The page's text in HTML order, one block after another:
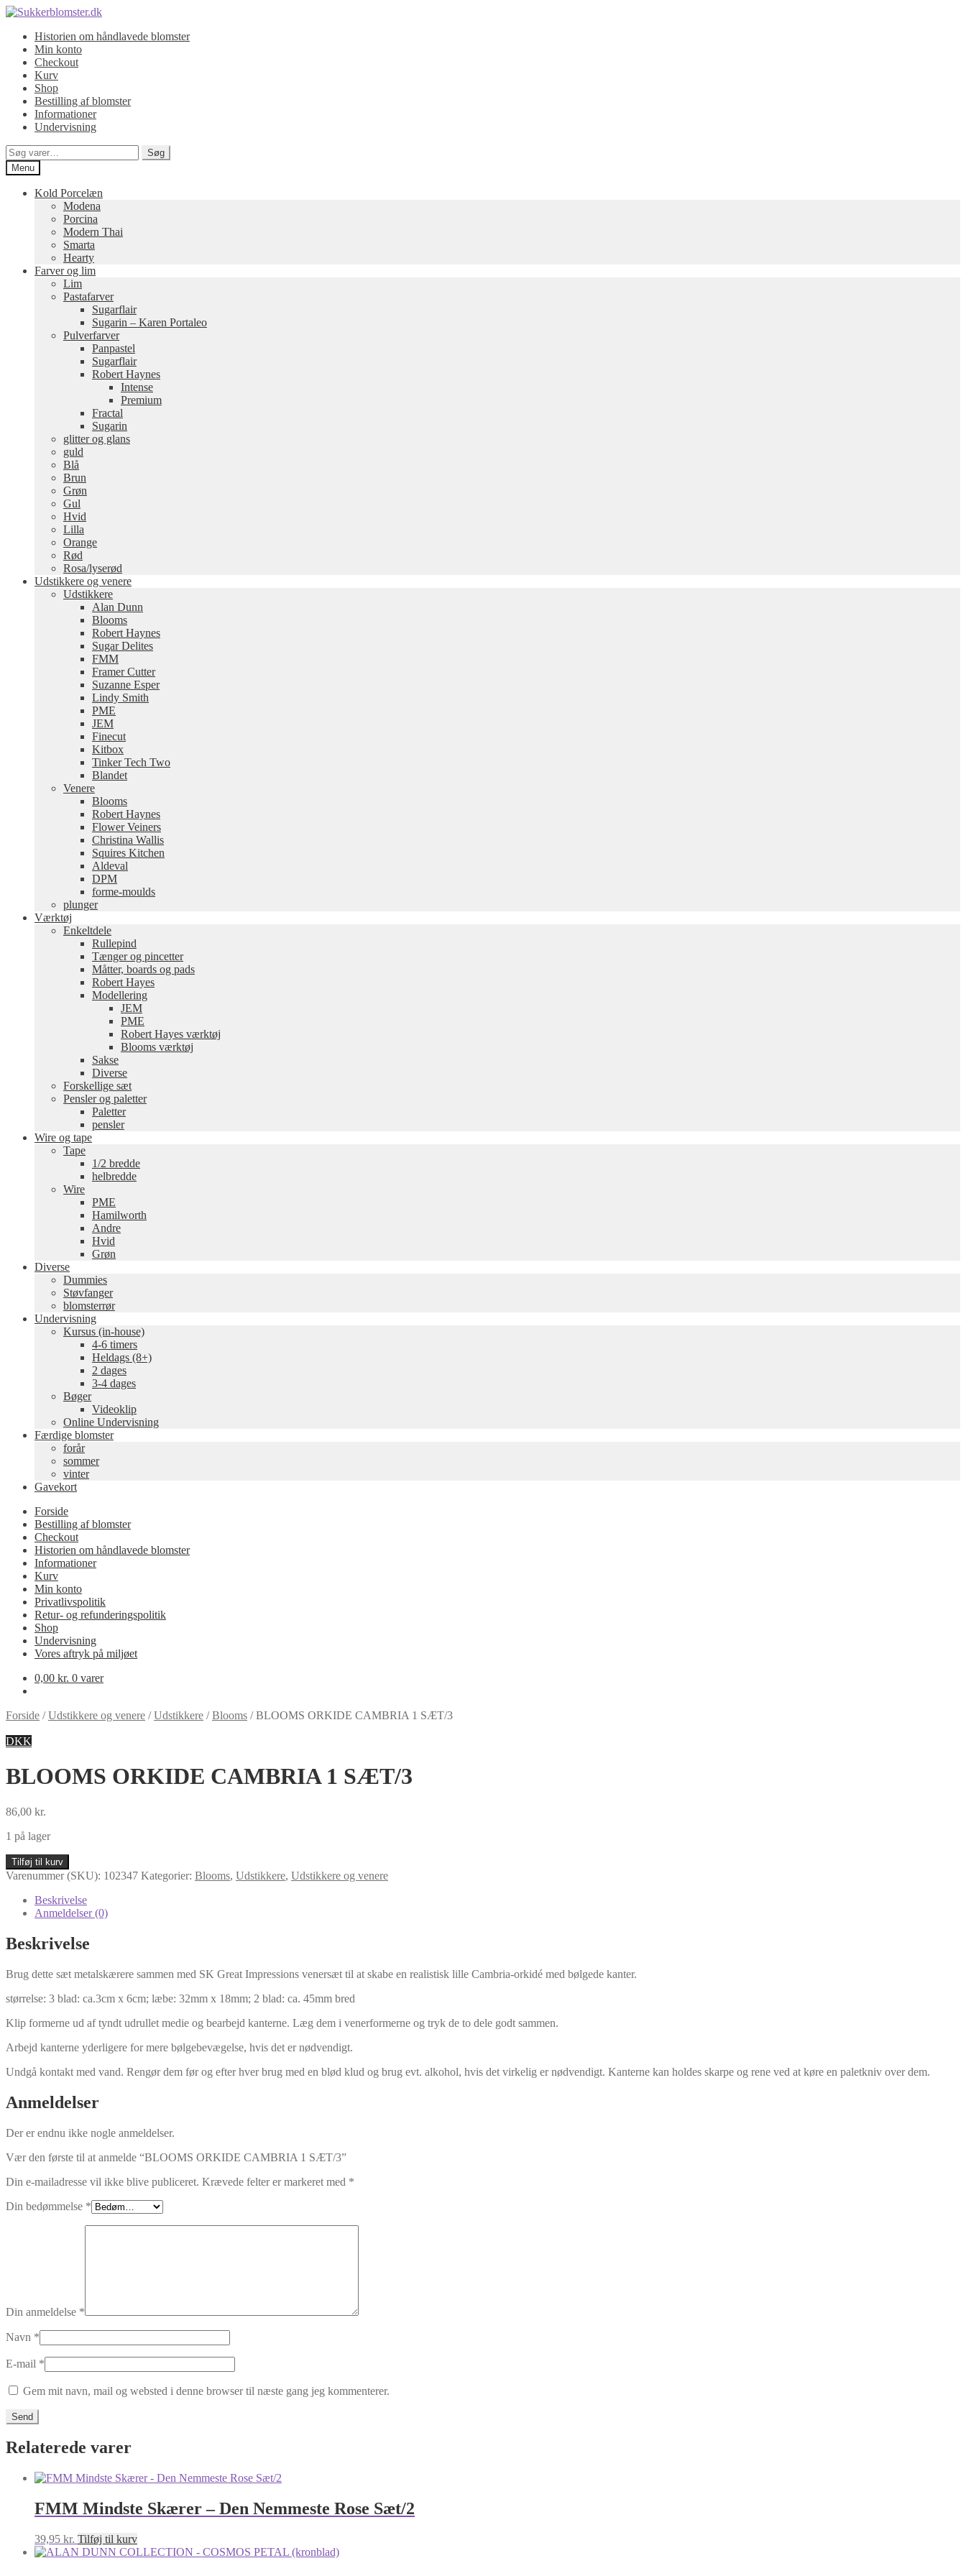
Spring
navigation
Spring
indholdHistorien om håndlavede blomster
Min konto
Checkout
Kurv
Shop
Bestilling af blomster
Informationer
Undervisning
Søg
efter:
Søg
Menu
Kold Porcelæn
Modena
Porcina
Modern Thai
Smarta
Hearty
Farver og lim
Lim
Pastafarver
Sugarflair
Sugarin – Karen Portaleo
Pulverfarver
Panpastel
Sugarflair
Robert Haynes
Intense
Premium
Fractal
Sugarin
glitter og glans
guld
Blå
Brun
Grøn
Gul
Hvid
Lilla
Orange
Rød
Rosa/lyserød
Udstikkere og venere
Udstikkere
Alan Dunn
Blooms
Robert Haynes
Sugar Delites
FMM
Framer Cutter
Suzanne Esper
Lindy Smith
PME
JEM
Finecut
Kitbox
Tinker Tech Two
Blandet
Venere
Blooms
Robert Haynes
Flower Veiners
Christina Wallis
Squires Kitchen
Aldeval
DPM
forme-moulds
plunger
Værktøj
Enkeltdele
Rullepind
Tænger og pincetter
Måtter, boards og pads
Robert Hayes
Modellering
JEM
PME
Robert Hayes værktøj
Blooms værktøj
Sakse
Diverse
Forskellige sæt
Pensler og paletter
Paletter
pensler
Wire og tape
Tape
1/2 bredde
helbredde
Wire
PME
Hamilworth
Andre
Hvid
Grøn
Diverse
Dummies
Støvfanger
blomsterrør
Undervisning
Kursus (in-house)
4-6 timers
Heldags (8+)
2 dages
3-4 dages
Bøger
Videoklip
Online Undervisning
Færdige blomster
forår
sommer
vinter
Gavekort
Forside
Bestilling af blomster
Checkout
Historien om håndlavede blomster
Informationer
Kurv
Min konto
Privatlivspolitik
Retur- og refunderingspolitik
Shop
Undervisning
Vores aftryk på miljøet
0,00 kr. 0 varer
Forside /Udstikkere og venere /Udstikkere /Blooms /BLOOMS ORKIDE CAMBRIA 1 SÆT/3
DKK
BLOOMS ORKIDE CAMBRIA 1 SÆT/3
86,00 kr.
1 på lager
BLOOMS
ORKIDE
SÆT/3
Tilføj til kurv
Varenummer (SKU): 102347 Kategorier: Blooms, Udstikkere, Udstikkere og venere
Beskrivelse
Anmeldelser (0)
Beskrivelse
Brug dette sæt metalskærere sammen med SK Great Impressions venersæt til at skabe en realistisk lille Cambria-orkidé med bølgede kanter.
størrelse: 3 blad: ca.3cm x 6cm; læbe: 32mm x 18mm; 2 blad: ca. 45mm bred
Klip formerne ud af tyndt udrullet medie og bearbejd kanterne. Læg dem i venerformerne og tryk de to dele godt sammen.
Arbejd kanterne yderligere for mere bølgebevægelse, hvis det er nødvendigt.
Undgå kontakt med vand. Rengør dem før og efter hver brug med en blød klud og brug evt. alkohol, hvis det virkelig er nødvendigt. Kanterne kan holdes skarpe og rene ved at køre en paletkniv over dem.
Anmeldelser
Der er endnu ikke nogle anmeldelser.
Vær den første til at anmelde “BLOOMS ORKIDE CAMBRIA 1 SÆT/3”
Din e-mailadresse vil ikke blive publiceret. Krævede felter er markeret med *
Din bedømmelse *
Din anmeldelse *
Navn *
E-mail *
Gem mit navn, mail og websted i denne browser til næste gang jeg kommenterer.
Relaterede varer
FMM Mindste Skærer – Den Nemmeste Rose Sæt/2
39,95 kr. Tilføj til kurv